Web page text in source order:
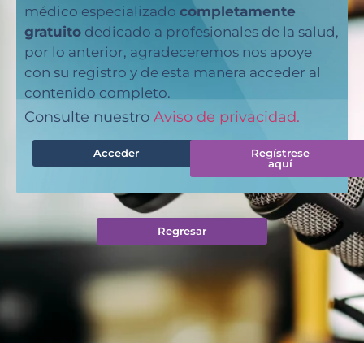
médico especializado completamente
gratuito dedicado a profesionales de la salud,
por lo anterior, agradeceremos nos apoye
con su registro y de esta manera acceder al
contenido completo.
Consulte nuestro Aviso de privacidad.
Acceder
Regístrese
aquí
Regresar